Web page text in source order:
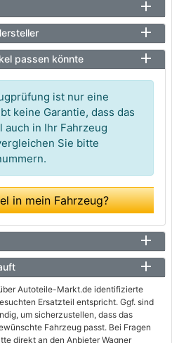
passen könnte
ist nur eine
keine Garantie, dass das
auch in Ihr Fahrzeug
Sie bitte
in mein Fahrzeug?
Autoteile-Markt.de identifizierte
Ersatzteil entspricht. Ggf. sind
um sicherzustellen, dass das
Fahrzeug passt. Bei Fragen
direkt an den Anbieter Wagner